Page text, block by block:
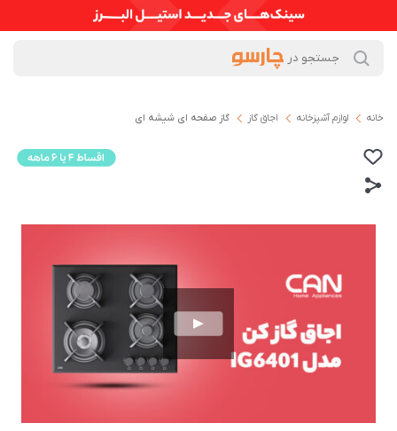
خانه لوازم آشپزخانه اجاق گاز گاز صفحه ای شیشه ای